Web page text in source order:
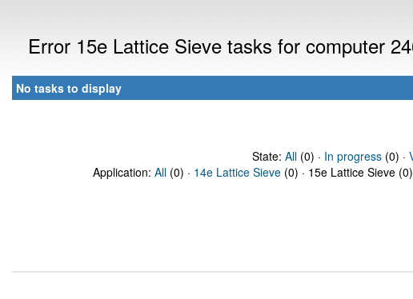
Error 15e Lattice Sieve tasks for computer
No tasks to display
State: All(0) · In progress(0) ·
Application: All (0) · 14e Lattice Sieve (0) · 15e Lattice Sieve (0)